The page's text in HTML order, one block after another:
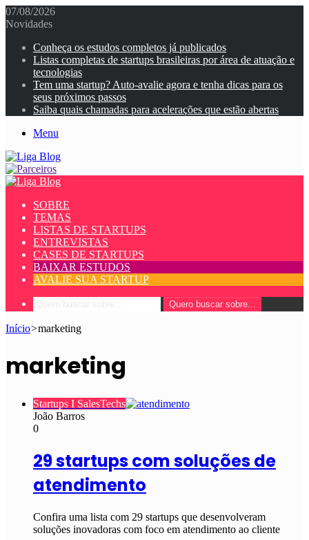
07/08/2026
Novidades
Conheça os estudos completos já publicados
Listas completas de startups brasileiras por área de atuação e
tecnologias
Tem uma startup? Auto-avalie agora e tenha dicas para os
seus próximos passos
Saiba quais chamadas para acelerações que estão abertas
Menu
SOBRE
TEMAS
LISTAS DE STARTUPS
ENTREVISTAS
CASES DE STARTUPS
BAIXAR ESTUDOS
AVALIE SUA STARTUP
Quero buscar sobre...
Início>marketing
marketing
Startups I SalesTechs
João Barros
0
29 startups com soluções de
atendimento
Confira uma lista com 29 startups que desenvolveram
soluções inovadoras com foco em atendimento ao cliente